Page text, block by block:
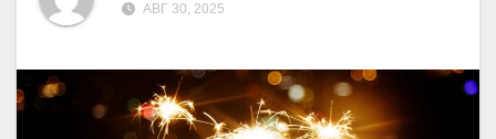
АВГ 30, 2025